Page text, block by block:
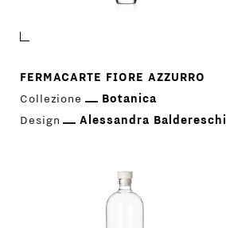
FERMACARTE FIORE AZZURRO
Collezione
Botanica
Design
Alessandra Baldereschi